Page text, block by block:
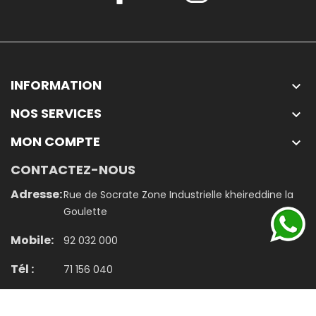
INFORMATION 
NOS SERVICES 
MON COMPTE 
CONTACTEZ-NOUS
Adresse:Rue de Socrate Zone Industrielle kheireddine la
Goulette
Mobile: 92 032 000
Tél : 71 156 040